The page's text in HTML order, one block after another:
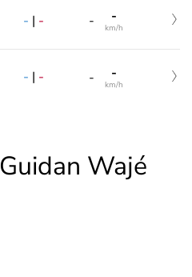
- | - - -
km/h
- | - - -
km/h
Guidan Wajé